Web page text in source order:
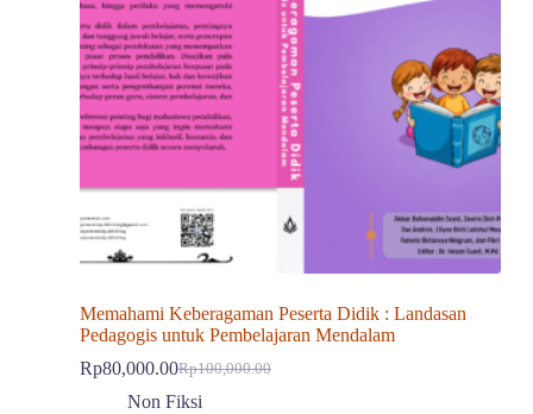
Memahami Keberagaman Peserta Didik : Landasan
Pedagogis untuk Pembelajaran Mendalam
Rp100,000.00
Harga
aslinya
Rp80,000.00Harga
saat
Non Fiksi